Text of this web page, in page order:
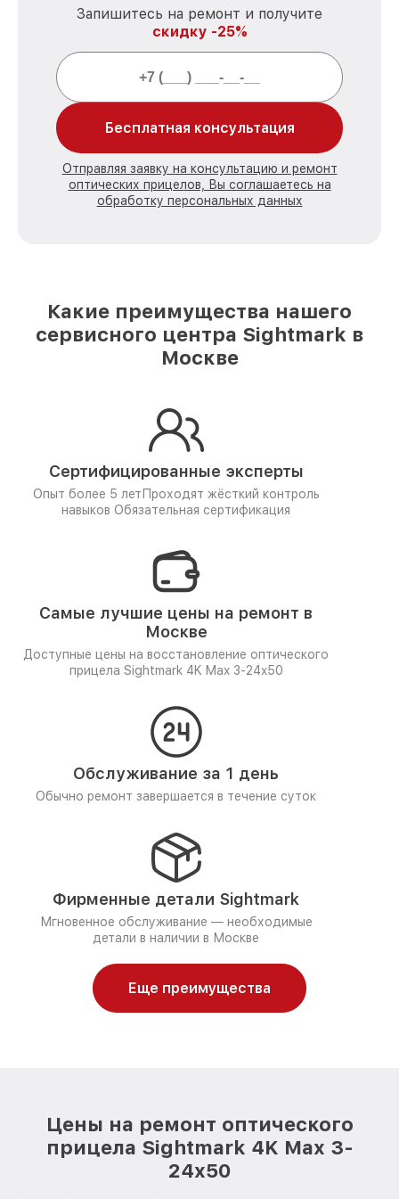
Запишитесь на ремонт и получите
скидку -25%
Бесплатная консультация
Отправляя заявку на консультацию и ремонт
оптических прицелов, Вы соглашаетесь на
обработку персональных данных
Какие преимущества нашего
сервисного центра Sightmark в
Москве
Сертифицированные эксперты
Опыт более 5 лет Проходят жёсткий контроль
навыков Обязательная сертификация
Самые лучшие цены на ремонт в
Москве
Доступные цены на восстановление оптического
прицела Sightmark 4K Max 3-24x50
Обслуживание за 1 день
Обычно ремонт завершается в течение суток
Фирменные детали Sightmark
Мгновенное обслуживание — необходимые
детали в наличии в Москве
Еще преимущества
Цены на ремонт оптического
прицела Sightmark 4K Max 3-
24x50